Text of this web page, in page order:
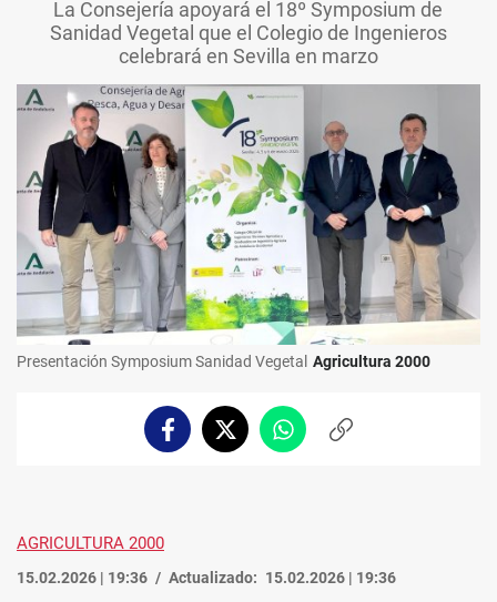
La Consejería apoyará el 18º Symposium de
Sanidad Vegetal que el Colegio de Ingenieros
celebrará en Sevilla en marzo
Presentación Symposium Sanidad Vegetal Agricultura 2000
FacebookTwitterWhatsappCopiar
AGRICULTURA 2000
15.02.2026 | 19:36 Actualizado: 15.02.2026 | 19:36